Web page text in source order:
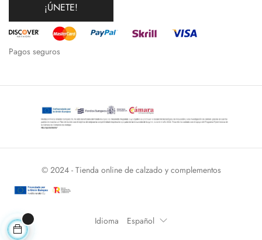
¡ÚNETE!
Pagos seguros
© 2024 - Tienda online de calzado y complementos
Idioma Español